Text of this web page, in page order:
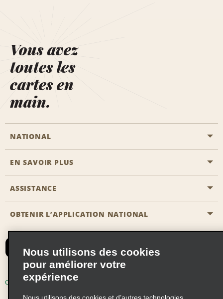
Vous avez
toutes les
cartes en
main.
NATIONAL
Passer une réservation
Solutions pour les professionnels
EN SAVOIR PLUS
Carrière
ASSISTANCE
Accessibilité
Nous contacter
Recevoir des offres par email
OBTENIR L’APPLICATION NATIONAL
Conditions d’utilisation
Nous utilisons des cookies
pour améliorer votre
expérience